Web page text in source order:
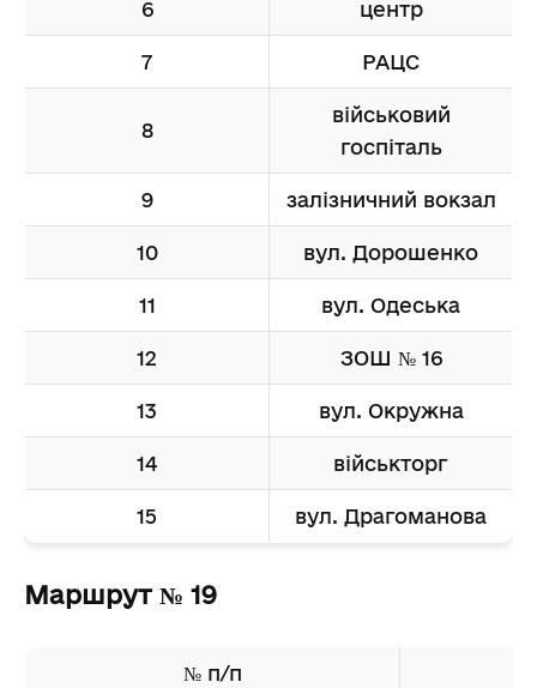
6 центр
7 РАЦС
8
військовий
госпіталь
9 залізничний вокзал
10 вул. Дорошенко
11 вул. Одеська
12 ЗОШ № 16
13 вул. Окружна
14 військторг
15 вул. Драгоманова
Маршрут № 19
№ п/п